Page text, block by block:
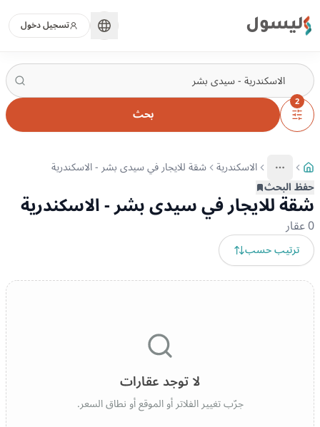
ليسول تسجيل دخول
2
بحث
More
عرض المزيد من المسارات
الاسكندرية شقة للايجار في سيدى بشر - الاسكندرية
حفظ البحث
شقة للايجار في سيدى بشر - الاسكندرية
0عقار
ترتيب حسب
لا توجد عقارات
جرّب تغيير الفلاتر أو الموقع أو نطاق السعر.